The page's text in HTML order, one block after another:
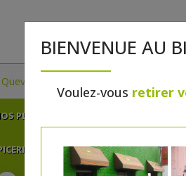
PLATEAUX
PLATS TRAITEUR
BIENVENUE AU
Voulez-vous retirer